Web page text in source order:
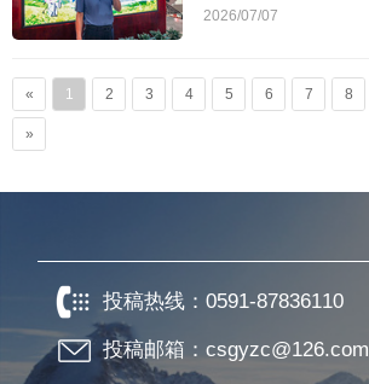
2026/07/07
« 1 2 3 4 5 6 7 8
»
投稿热线： 0591-87836110
投稿邮箱：csgyzc@126.com